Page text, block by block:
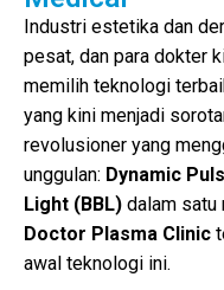
Industri estetika dan
pesat, dan para dokter
memilih teknologi
yang kini menjadi
revolusioner yang
unggulan: Dynamic
Light (BBL) dalam satu
Doctor Plasma Clinic
awal teknologi ini.